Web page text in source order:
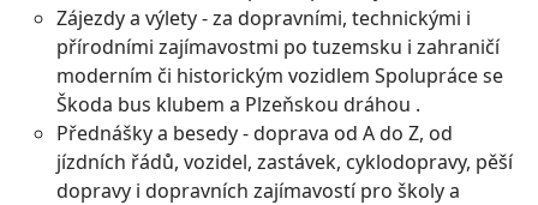
Zájezdy a výlety - za dopravními, technickými i
přírodními zajímavostmi po tuzemsku i zahraničí
moderním či historickým vozidlem Spolupráce se
Škoda bus klubem a Plzeňskou dráhou .
Přednášky a besedy - doprava od A do Z, od
jízdních řádů, vozidel, zastávek, cyklodopravy, pěší
dopravy i dopravních zajímavostí pro školy a